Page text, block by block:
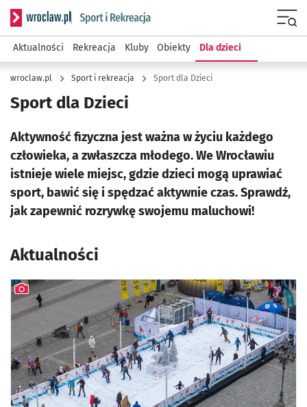
Serwis informacyjny wroclaw.pl podserwis: Sport i rekreacja
Aktualności Rekreacja Kluby Obiekty Dla dzieci
wroclaw.pl Sport i rekreacja Sport dla Dzieci
Sport dla Dzieci
Aktywność fizyczna jest ważna w życiu każdego
człowieka, a zwłaszcza młodego. We Wrocławiu
istnieje wiele miejsc, gdzie dzieci mogą uprawiać
sport, bawić się i spędzać aktywnie czas. Sprawdź,
jak zapewnić rozrywkę swojemu maluchowi!
Aktualności